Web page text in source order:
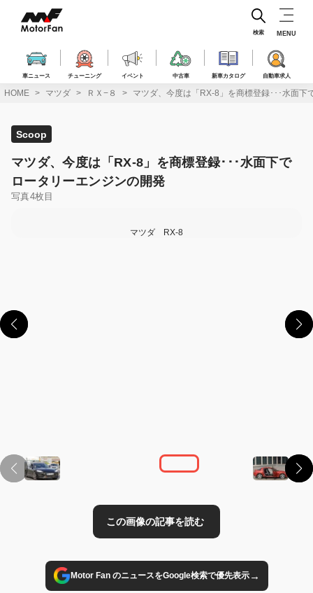
ス
車ニュース チューニング イベント 中古車 新車カタログ 自動車求人
検索 MENU
HOME マツダ ＲＸ−８ マツダ、今度は「RX-8」を商標登録･･･水面下
Scoop
マツダ、今度は「RX-8」を商標登録･･･水面下で
ロータリーエンジンの開発
写真4枚目
マツダ RX-8
Motor Fan のニュースをGoogle検索で優先表示→